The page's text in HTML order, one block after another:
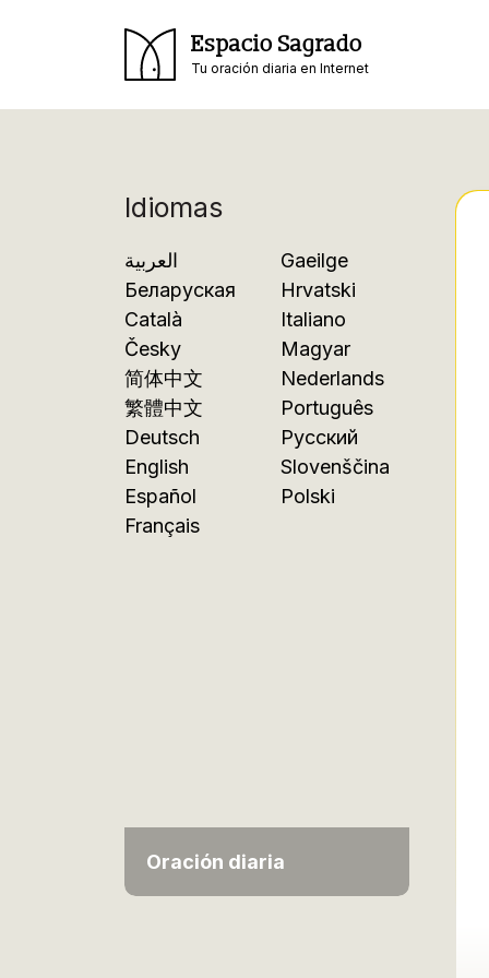
Espacio Sagrado
Tu oración diaria en Internet
Idiomas
العربية
Беларуская
Català
Česky
简体中文
繁體中文
Deutsch
English
Español
Français
Gaeilge
Hrvatski
Italiano
Magyar
Nederlands
Português
Русский
Slovenščina
Polski
Oración diaria